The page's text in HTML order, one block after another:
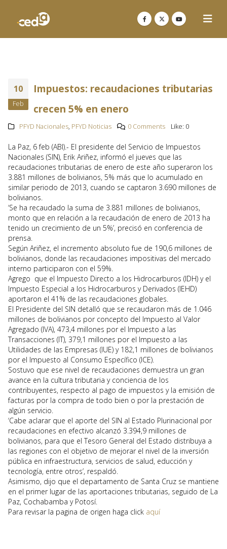
10
Feb
Impuestos: recaudaciones tributarias
crecen 5% en enero
PFYD Nacionales, PFYD Noticias 0 Comments Like: 0
La Paz, 6 feb (ABI).- El presidente del Servicio de Impuestos
Nacionales (SIN), Erik Ariñez, informó el jueves que las
recaudaciones tributarias de enero de este año superaron los
3.881 millones de bolivianos, 5% más que lo acumulado en
similar periodo de 2013, cuando se captaron 3.690 millones de
bolivianos.
‘Se ha recaudado la suma de 3.881 millones de bolivianos,
monto que en relación a la recaudación de enero de 2013 ha
tenido un crecimiento de un 5%’, precisó en conferencia de
prensa.
Según Ariñez, el incremento absoluto fue de 190,6 millones de
bolivianos, donde las recaudaciones impositivas del mercado
interno participaron con el 59%.
Agrego que el Impuesto Directo a los Hidrocarburos (IDH) y el
Impuesto Especial a los Hidrocarburos y Derivados (IEHD)
aportaron el 41% de las recaudaciones globales.
El Presidente del SIN detalló que se recaudaron más de 1.046
millones de bolivianos por concepto del Impuesto al Valor
Agregado (IVA), 473,4 millones por el Impuesto a las
Transacciones (IT), 379,1 millones por el Impuesto a las
Utilidades de las Empresas (IUE) y 182,1 millones de bolivianos
por el Impuesto al Consumo Específico (ICE).
Sostuvo que ese nivel de recaudaciones demuestra un gran
avance en la cultura tributaria y conciencia de los
contribuyentes, respecto al pago de impuestos y la emisión de
facturas por la compra de todo bien o por la prestación de
algún servicio.
‘Cabe aclarar que el aporte del SIN al Estado Plurinacional por
recaudaciones en efectivo alcanzó 3.394,9 millones de
bolivianos, para que el Tesoro General del Estado distribuya a
las regiones con el objetivo de mejorar el nivel de la inversión
pública en infraestructura, servicios de salud, educción y
tecnología, entre otros’, respaldó.
Asimismo, dijo que el departamento de Santa Cruz se mantiene
en el primer lugar de las aportaciones tributarias, seguido de La
Paz, Cochabamba y Potosí.
Para revisar la pagina de origen haga click aquí